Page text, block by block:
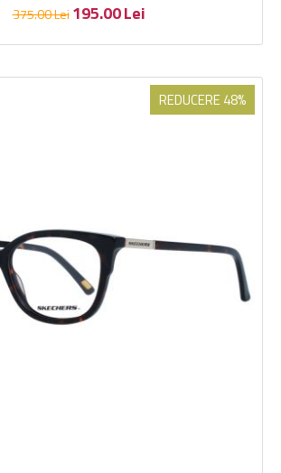
375.00Lei 195.00Lei
REDUCERE 48%